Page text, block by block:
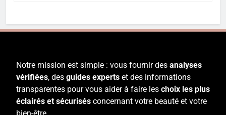
Notre mission est simple : vous fournir des analyses
vérifiées, des guides experts et des informations
transparentes pour vous aider à faire les choix les plus
éclairés et sécurisés concernant votre beauté et votre